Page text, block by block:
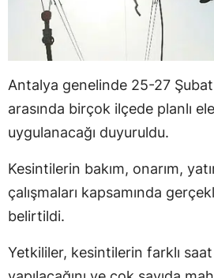
Antalya genelinde 25-27
arasında birçok ilçede planlı
uygulanacağı duyuruldu.
Kesintilerin bakım, onarım,
çalışmaları kapsamında
belirtildi.
Yetkililer, kesintilerin farklı saat